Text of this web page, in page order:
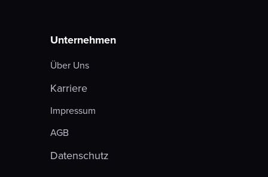
Unternehmen
Über Uns
Karriere
Impressum
AGB
Datenschutz